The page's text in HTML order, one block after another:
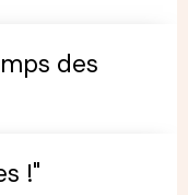
des
!"